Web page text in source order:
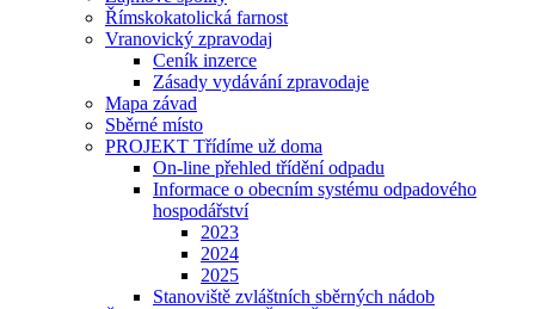
Římskokatolická farnost
Vranovický zpravodaj
Ceník inzerce
Zásady vydávání zpravodaje
Mapa závad
Sběrné místo
PROJEKT Třídíme už doma
On-line přehled třídění odpadu
Informace o obecním systému odpadového
hospodářství
2023
2024
2025
Stanoviště zvláštních sběrných nádob